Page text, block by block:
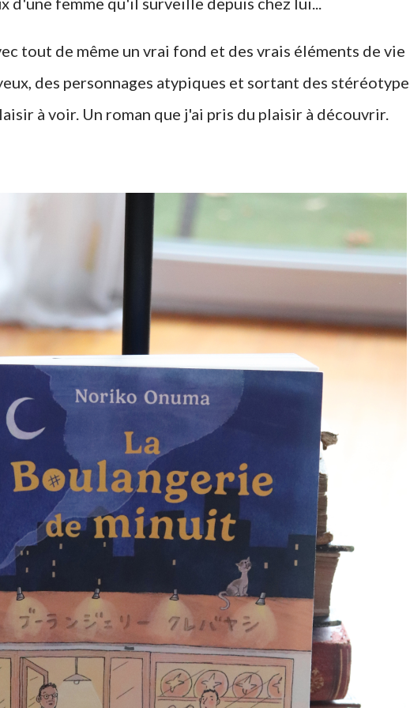
tout de même un vrai fond et des vrais éléments de vie
des personnages atypiques et sortant des
à voir. Un roman que j'ai pris du plaisir à découvrir.